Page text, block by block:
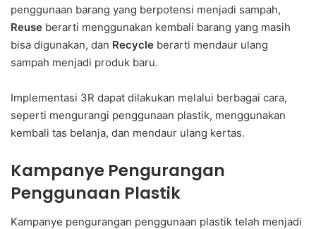
penggunaan barang yang berpotensi menjadi sampah,
Reuse berarti menggunakan kembali barang yang masih
bisa digunakan, dan Recycle berarti mendaur ulang
sampah menjadi produk baru.
Implementasi 3R dapat dilakukan melalui berbagai cara,
seperti mengurangi penggunaan plastik, menggunakan
kembali tas belanja, dan mendaur ulang kertas.
Kampanye Pengurangan
Penggunaan Plastik
Kampanye pengurangan penggunaan plastik telah menjadi